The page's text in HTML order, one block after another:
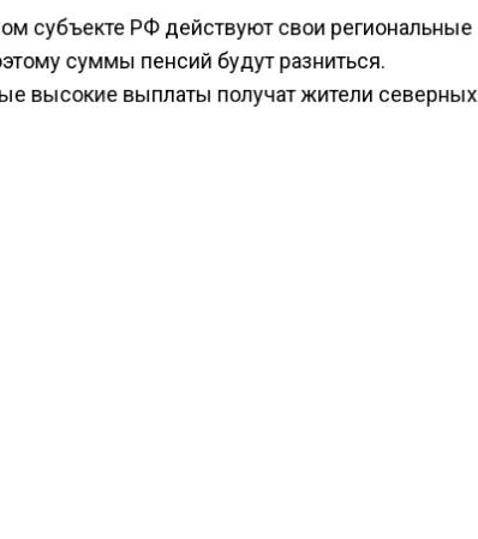
субъекте РФ действуют свои региональные
суммы пенсий будут разниться.
высокие выплаты получат жители северных